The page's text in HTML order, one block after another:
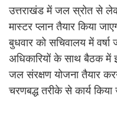
उत्तराखंड में जल स्रोत से
मास्टर प्लान तैयार किया
बुधवार को सचिवालय में
अधिकारियों के साथ बैठक में
जल संरक्षण योजना तैयार
चरणबद्ध तरीके से कार्य किया